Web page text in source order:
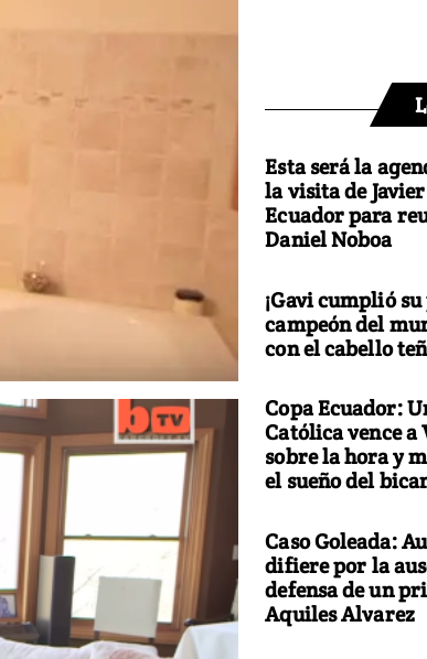
Esta será la
la visita de
Ecuador para
Daniel Noboa
¡Gavi cumplió
campeón del
con el cabello
Copa Ecuador:
Católica vence a
sobre la hora y
el sueño del
Caso Goleada:
difiere por la
defensa de un
Aquiles Alvarez